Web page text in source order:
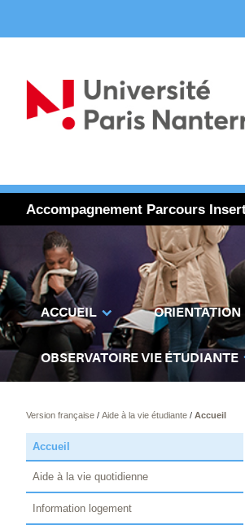
Accompagnement Parcours
ACCUEIL ORIENTATION
OBSERVATOIRE VIE ÉTUDIANTE
Version française/ Aide à la vie étudiante/ Accueil
Accueil
Aide à la vie quotidienne
Information logement